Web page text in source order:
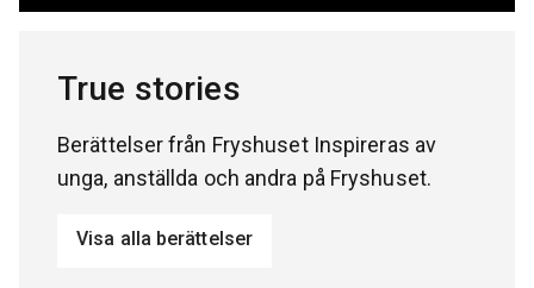
True stories
Berättelser från Fryshuset Inspireras av
unga, anställda och andra på Fryshuset.
Visa alla berättelser